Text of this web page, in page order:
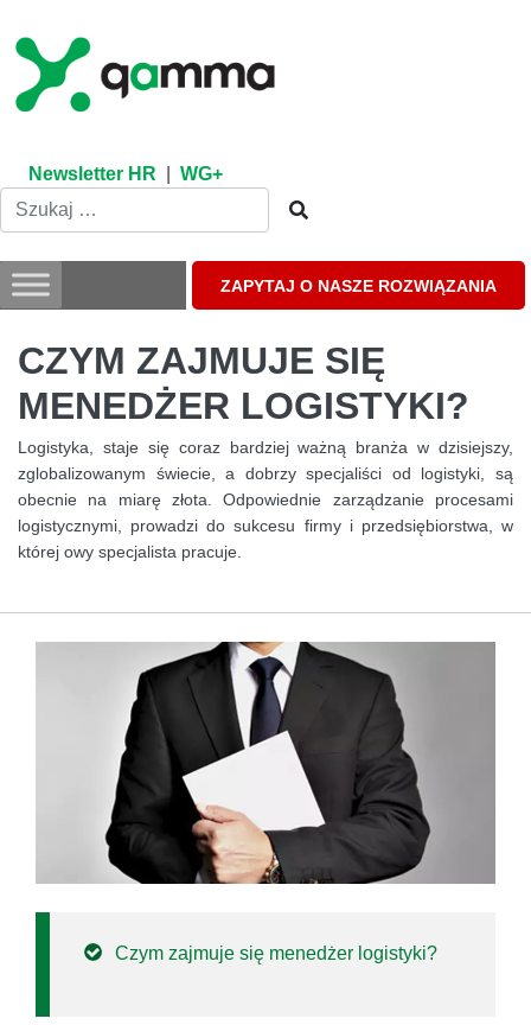
content
Newsletter HR WG+
ZAPYTAJ O NASZE ROZWIĄZANIA
CZYM ZAJMUJE SIĘ
MENEDŻER LOGISTYKI?
Logistyka, staje się coraz bardziej ważną branża w dzisiejszy,
zglobalizowanym świecie, a dobrzy specjaliści od logistyki, są
obecnie na miarę złota. Odpowiednie zarządzanie procesami
logistycznymi, prowadzi do sukcesu firmy i przedsiębiorstwa, w
której owy specjalista pracuje.
Czym zajmuje się menedżer logistyki?